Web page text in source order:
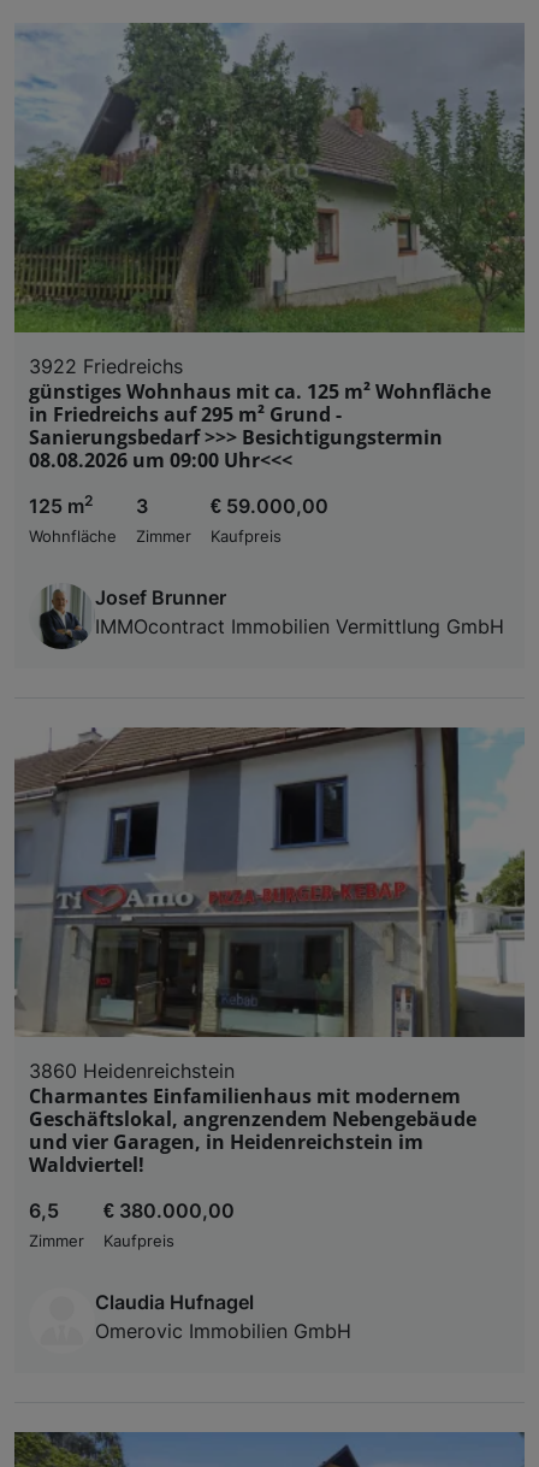
3922 Friedreichs
günstiges Wohnhaus mit ca. 125 m² Wohnfläche
in Friedreichs auf 295 m² Grund -
Sanierungsbedarf >>> Besichtigungstermin
08.08.2026 um 09:00 Uhr<<<
125 m2
Wohnfläche
3
Zimmer
€ 59.000,00
Kaufpreis
Josef Brunner
IMMOcontract Immobilien Vermittlung GmbH
3860 Heidenreichstein
Charmantes Einfamilienhaus mit modernem
Geschäftslokal, angrenzendem Nebengebäude
und vier Garagen, in Heidenreichstein im
Waldviertel!
6,5
Zimmer
€ 380.000,00
Kaufpreis
Claudia Hufnagel
Omerovic Immobilien GmbH